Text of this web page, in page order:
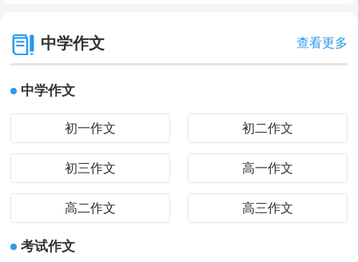
中学作文 查看更多
中学作文
初一作文 初二作文
初三作文 高一作文
高二作文 高三作文
考试作文